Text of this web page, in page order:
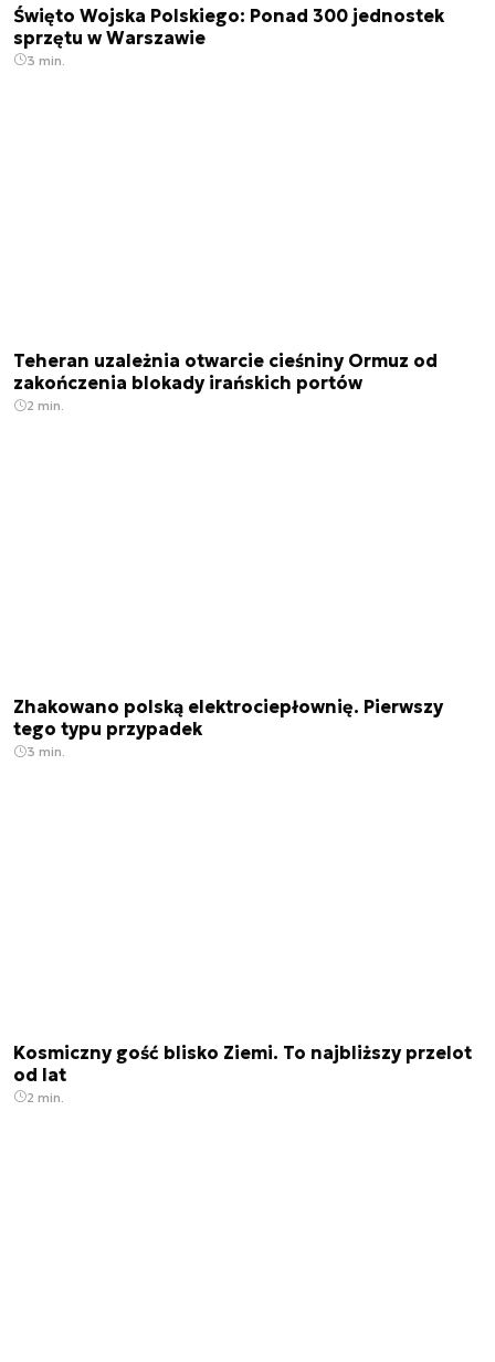
Święto Wojska Polskiego: Ponad 300 jednostek
sprzętu w Warszawie
3 min.
Teheran uzależnia otwarcie cieśniny Ormuz od
zakończenia blokady irańskich portów
2 min.
Zhakowano polską elektrociepłownię. Pierwszy
tego typu przypadek
3 min.
Kosmiczny gość blisko Ziemi. To najbliższy przelot
od lat
2 min.